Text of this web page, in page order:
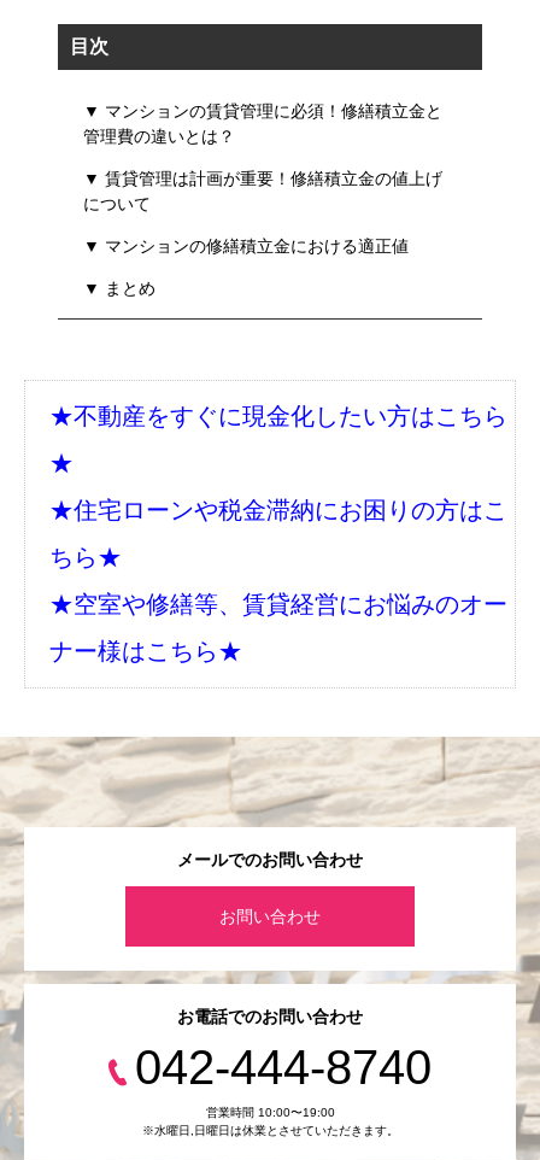
目次
▼ マンションの賃貸管理に必須！修繕積立金と
管理費の違いとは？
▼ 賃貸管理は計画が重要！修繕積立金の値上げ
について
▼ マンションの修繕積立金における適正値
▼ まとめ
★不動産をすぐに現金化したい方はこちら
★
★住宅ローンや税金滞納にお困りの方はこ
ちら★
★空室や修繕等、賃貸経営にお悩みのオー
ナー様はこちら★
メールでのお問い合わせ
お問い合わせ
お電話でのお問い合わせ
042-444-8740
営業時間 10:00〜19:00
※水曜日,⽇曜日は休業とさせていただきます。